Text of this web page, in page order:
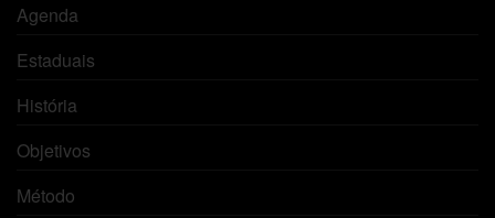
Agenda
Estaduais
História
Objetivos
Método